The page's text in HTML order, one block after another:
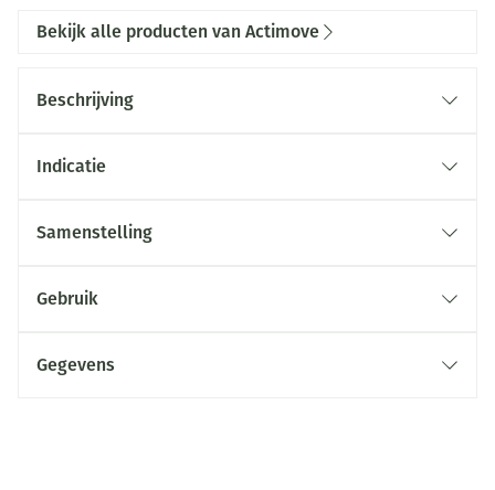
Bekijk alle producten van Actimove
Beschrijving
Indicatie
Samenstelling
Gebruik
Gegevens